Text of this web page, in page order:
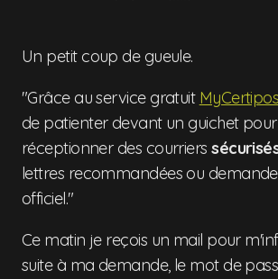
Un petit coup de gueule.
"Grâce au service gratuit
de patienter devant un guichet
réceptionner des courriers
lettres recommandées ou
officiel."
Ce matin je reçois un mail pour
suite à ma demande, le mot de